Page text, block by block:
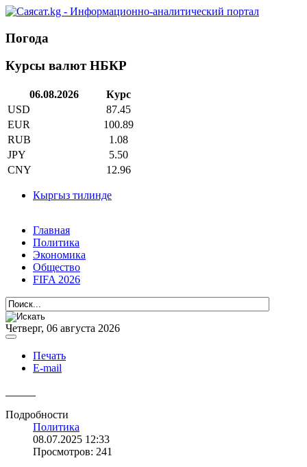
Погода
Курсы валют НБКР
06.08.2026
Курс
USD
87.45
EUR
100.89
RUB
1.08
JPY
5.50
CNY
12.96
Кыргыз тилинде
Главная
Политика
Экономика
Общество
FIFA 2026
Четверг, 06 августа 2026
Печать
E-mail
Подробности
Политика
08.07.2025 12:33
Просмотров: 241